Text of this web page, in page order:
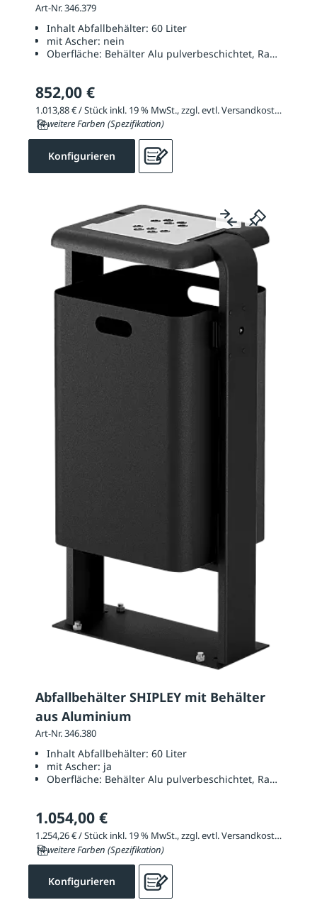
Art-Nr. 346.379
Inhalt Abfallbehälter: 60 Liter
mit Ascher: nein
Oberfläche: Behälter Alu pulverbeschichtet, Rahmen
852,00 €
1.013,88 € / Stück inkl. 19 % MwSt., zzgl. evtl. Versandkosten
14 weitere Farben (Spezifikation)
Konfigurieren
Abfallbehälter SHIPLEY mit Behälter
aus Aluminium
Art-Nr. 346.380
Inhalt Abfallbehälter: 60 Liter
mit Ascher: ja
Oberfläche: Behälter Alu pulverbeschichtet, Rahmen
1.054,00 €
1.254,26 € / Stück inkl. 19 % MwSt., zzgl. evtl. Versandkosten
14 weitere Farben (Spezifikation)
Konfigurieren